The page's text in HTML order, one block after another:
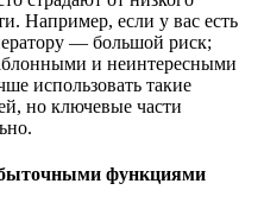
Например, если у вас есть
— большой риск;
и неинтересными
использовать такие
но ключевые части
функциями